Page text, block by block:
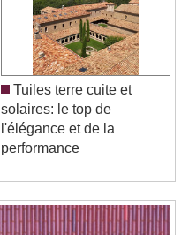
Skip Forward
liveLIVE
Tuiles terre cuite et
solaires: le top de
l'élégance et de la